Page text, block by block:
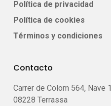
Política de privacidad
Política de cookies
Términos y condiciones
Contacto
Carrer de Colom 564, Nave 1
08228 Terrassa